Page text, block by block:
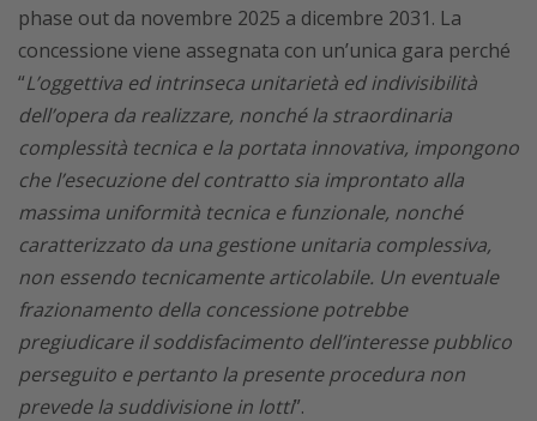
phase out da novembre 2025 a dicembre 2031. La
concessione viene assegnata con un’unica gara perché
“L’oggettiva ed intrinseca unitarietà ed indivisibilità
dell’opera da realizzare, nonché la straordinaria
complessità tecnica e la portata innovativa, impongono
che l’esecuzione del contratto sia improntato alla
massima uniformità tecnica e funzionale, nonché
caratterizzato da una gestione unitaria complessiva,
non essendo tecnicamente articolabile. Un eventuale
frazionamento della concessione potrebbe
pregiudicare il soddisfacimento dell’interesse pubblico
perseguito e pertanto la presente procedura non
prevede la suddivisione in lotti”.